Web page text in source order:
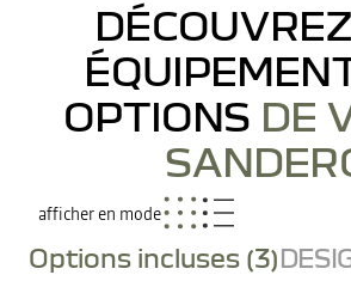
OPTIONS DE
afficher en mode
Options incluses (3)